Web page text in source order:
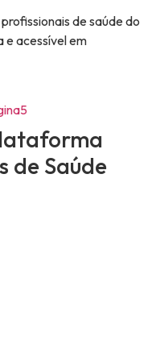
de saúde do
e acessível em
5
de Saúde